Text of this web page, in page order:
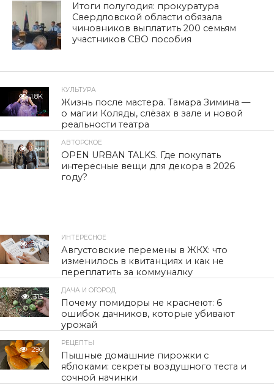
Итоги полугодия: прокуратура
Свердловской области обязала
чиновников выплатить 200 семьям
участников СВО пособия
1.8K
КУЛЬТУРА
Жизнь после мастера. Тамара Зимина —
о магии Коляды, слёзах в зале и новой
реальности театра
1.5K
АВТОРСКОЕ
OPEN URBAN TALKS. Где покупать
интересные вещи для декора в 2026
году?
320
ИНТЕРЕСНОЕ
Августовские перемены в ЖКХ: что
изменилось в квитанциях и как не
переплатить за коммуналку
315
ДАЧА И ОГОРОД
Почему помидоры не краснеют: 6
ошибок дачников, которые убивают
урожай
296
РЕЦЕПТЫ
Пышные домашние пирожки с
яблоками: секреты воздушного теста и
сочной начинки